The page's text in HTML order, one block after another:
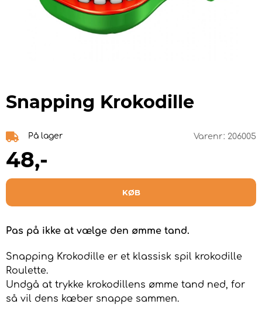
Snapping Krokodille
På lager Varenr: 206005
48,-
KØB
Pas på ikke at vælge den ømme tand.
Snapping Krokodille er et klassisk spil krokodille
Roulette.
Undgå at trykke krokodillens ømme tand ned, for
så vil dens kæber snappe sammen.